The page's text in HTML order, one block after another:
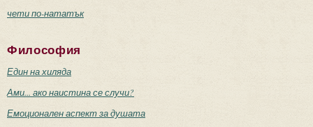
чети по-нататък
Философия
Един на хиляда
Ами... ако наистина се случи?
Емоционален аспект за душата